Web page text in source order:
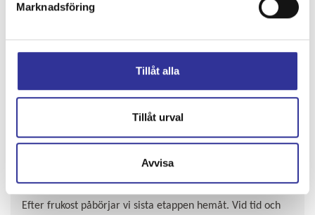
Marknadsföring
Tillåt alla
Tillåt urval
Avvisa
höjdpunkter tillsammans.
Göttingen - Hemorten ca 61 mil
Efter frukost påbörjar vi sista etappen hemåt. Vid tid och